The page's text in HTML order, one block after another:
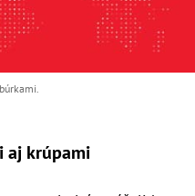
aj krúpami